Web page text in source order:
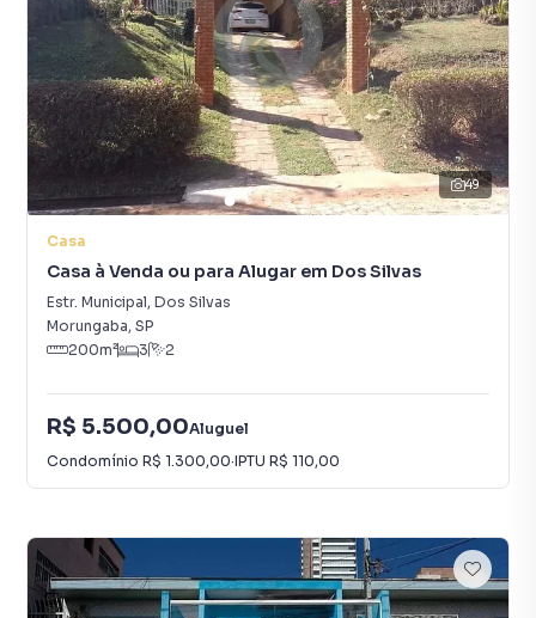
49
Casa
Casa à Venda ou para Alugar em Dos Silvas
Estr. Municipal, Dos Silvas
Morungaba, SP
200m² 3 2
R$ 5.500,00Aluguel
Condomínio R$ 1.300,00·IPTU R$ 110,00